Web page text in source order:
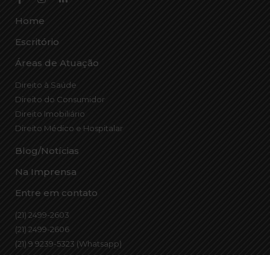
Home
Escritório
Áreas de Atuação
Direito à Saúde
Direito do Consumidor
Direito Imobiliário
Direito Médico e Hospitalar
Blog/Notícias
Na Imprensa
Entre em contato
(21) 2499-2603
(21) 2499-2606
(21) 9 9239-5323 (Whatsapp)